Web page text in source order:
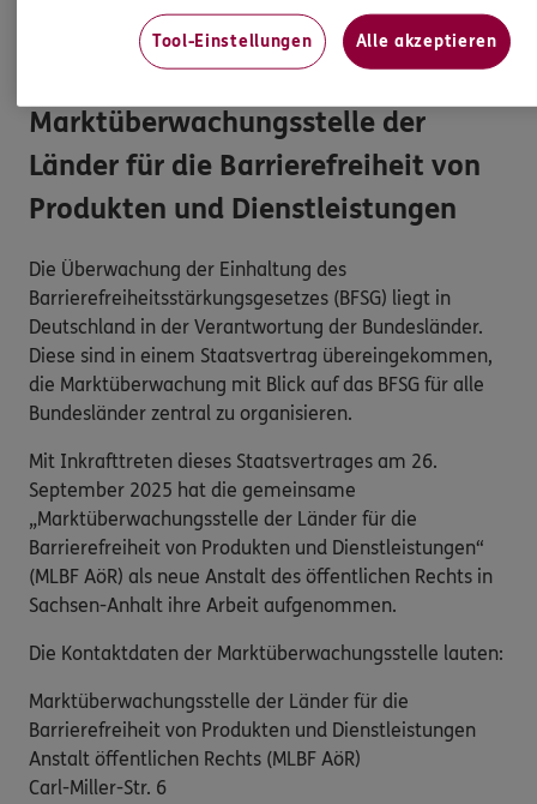
keine Daten oder Informationen zu Ihrem
persönlichen Versicherungsschutz.
Marktüberwachungsstelle der
Länder für die Barrierefreiheit von
Produkten und Dienstleistungen
Die Überwachung der Einhaltung des
Barrierefreiheitsstärkungsgesetzes (BFSG) liegt in
Deutschland in der Verantwortung der Bundesländer.
Diese sind in einem Staatsvertrag übereingekommen,
die Marktüberwachung mit Blick auf das BFSG für alle
Bundesländer zentral zu organisieren.
Mit Inkrafttreten dieses Staatsvertrages am 26.
September 2025 hat die gemeinsame
„Marktüberwachungsstelle der Länder für die
Barrierefreiheit von Produkten und Dienstleistungen“
(MLBF AöR) als neue Anstalt des öffentlichen Rechts in
Sachsen-Anhalt ihre Arbeit aufgenommen.
Die Kontaktdaten der Marktüberwachungsstelle lauten:
Marktüberwachungsstelle der Länder für die
Barrierefreiheit von Produkten und Dienstleistungen
Anstalt öffentlichen Rechts (MLBF AöR)
Carl-Miller-Str. 6
Tool-Einstellungen Alle akzeptieren